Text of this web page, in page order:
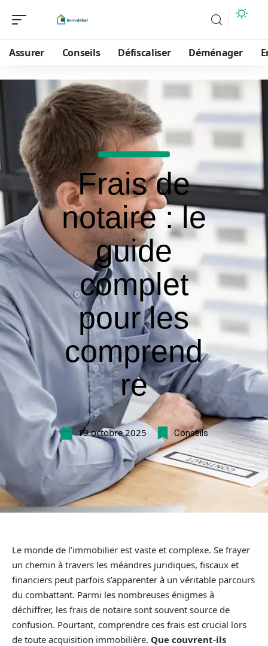
Assurer Conseils Défiscaliser Déménager
Frais de
notaire : le
guide
complet
pour les
comprend
re
19 octobre 2025 Conseils
Le monde de l’immobilier est vaste et complexe. Se frayer
un chemin à travers les méandres juridiques, fiscaux et
financiers peut parfois s’apparenter à un véritable parcours
du combattant. Parmi les nombreuses énigmes à
déchiffrer, les frais de notaire sont souvent source de
confusion. Pourtant, comprendre ces frais est crucial lors
de toute acquisition immobilière. Que couvrent-ils